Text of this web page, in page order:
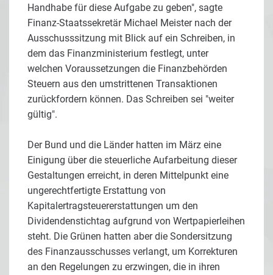
Handhabe für diese Aufgabe zu geben", sagte
Finanz-Staatssekretär Michael Meister nach der
Ausschusssitzung mit Blick auf ein Schreiben, in
dem das Finanzministerium festlegt, unter
welchen Voraussetzungen die Finanzbehörden
Steuern aus den umstrittenen Transaktionen
zurückfordern können. Das Schreiben sei "weiter
gültig".
Der Bund und die Länder hatten im März eine
Einigung über die steuerliche Aufarbeitung dieser
Gestaltungen erreicht, in deren Mittelpunkt eine
ungerechtfertigte Erstattung von
Kapitalertragsteuererstattungen um den
Dividendenstichtag aufgrund von Wertpapierleihen
steht. Die Grünen hatten aber die Sondersitzung
des Finanzausschusses verlangt, um Korrekturen
an den Regelungen zu erzwingen, die in ihren